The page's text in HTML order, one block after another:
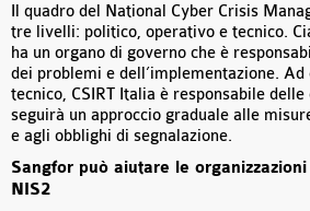
Il quadro del National Cyber Crisis
tre livelli: politico, operativo e tecnico.
ha un organo di governo che è
dei problemi e dell’implementazione.
tecnico, CSIRT Italia è responsabile
seguirà un approccio graduale alle
e agli obblighi di segnalazione.
Sangfor può aiutare le
NIS2